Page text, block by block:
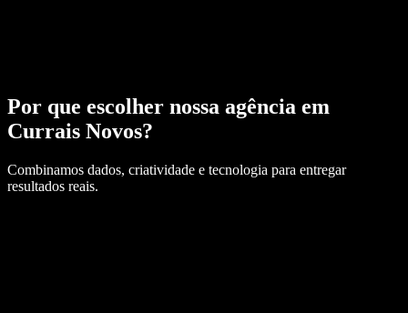
Por que escolher nossa agência em
Currais Novos?
Combinamos dados, criatividade e tecnologia para entregar
resultados reais.